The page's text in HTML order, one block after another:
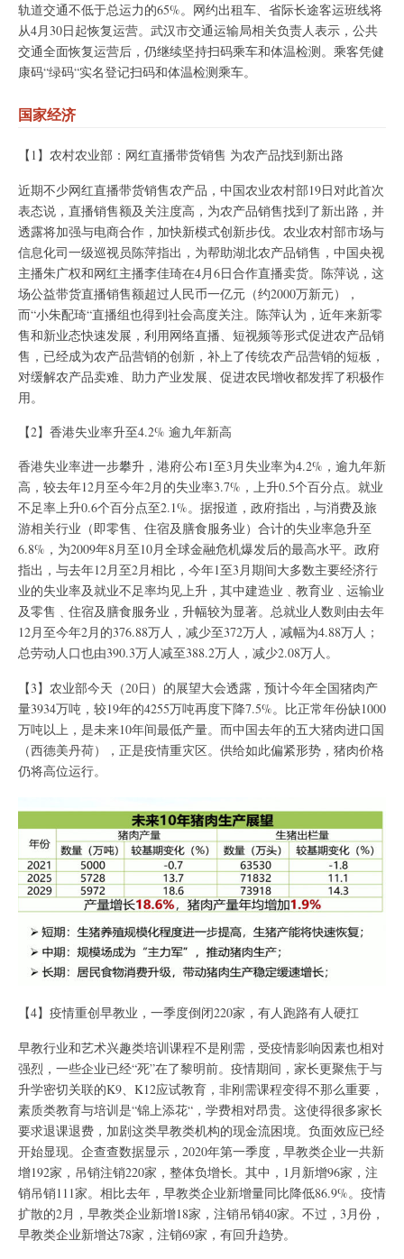
轨道交通不低于总运力的65%。网约出租车、省际长途客运班线将
从4月30日起恢复运营。武汉市交通运输局相关负责人表示，公共
交通全面恢复运营后，仍继续坚持扫码乘车和体温检测。乘客凭健
康码“绿码“实名登记扫码和体温检测乘车。
国家经济
【1】农村农业部：网红直播带货销售 为农产品找到新出路
近期不少网红直播带货销售农产品，中国农业农村部19日对此首次
表态说，直播销售额及关注度高，为农产品销售找到了新出路，并
透露将加强与电商合作，加快新模式创新步伐。农业农村部市场与
信息化司一级巡视员陈萍指出，为帮助湖北农产品销售，中国央视
主播朱广权和网红主播李佳琦在4月6日合作直播卖货。陈萍说，这
场公益带货直播销售额超过人民币一亿元（约2000万新元），
而“小朱配琦“直播组也得到社会高度关注。陈萍认为，近年来新零
售和新业态快速发展，利用网络直播、短视频等形式促进农产品销
售，已经成为农产品营销的创新，补上了传统农产品营销的短板，
对缓解农产品卖难、助力产业发展、促进农民增收都发挥了积极作
用。
【2】香港失业率升至4.2% 逾九年新高
香港失业率进一步攀升，港府公布1至3月失业率为4.2%，逾九年新
高，较去年12月至今年2月的失业率3.7%，上升0.5个百分点。就业
不足率上升0.6个百分点至2.1%。据报道，政府指出，与消费及旅
游相关行业（即零售、住宿及膳食服务业）合计的失业率急升至
6.8%，为2009年8月至10月全球金融危机爆发后的最高水平。政府
指出，与去年12月至2月相比，今年1至3月期间大多数主要经济行
业的失业率及就业不足率均见上升，其中建造业﹑教育业﹑运输业
及零售﹑住宿及膳食服务业，升幅较为显著。总就业人数则由去年
12月至今年2月的376.88万人，减少至372万人，减幅为4.88万人；
总劳动人口也由390.3万人减至388.2万人，减少2.08万人。
【3】农业部今天（20日）的展望大会透露，预计今年全国猪肉产
量3934万吨，较19年的4255万吨再度下降7.5%。比正常年份缺1000
万吨以上，是未来10年间最低产量。而中国去年的五大猪肉进口国
（西德美丹荷），正是疫情重灾区。供给如此偏紧形势，猪肉价格
仍将高位运行。
【4】疫情重创早教业，一季度倒闭220家，有人跑路有人硬扛
早教行业和艺术兴趣类培训课程不是刚需，受疫情影响因素也相对
强烈，一些企业已经“死”在了黎明前。疫情期间，家长更聚焦于与
升学密切关联的K9、K12应试教育，非刚需课程变得不那么重要，
素质类教育与培训是“锦上添花“，学费相对昂贵。这使得很多家长
要求退课退费，加剧这类早教类机构的现金流困境。负面效应已经
开始显现。企查查数据显示，2020年第一季度，早教类企业一共新
增192家，吊销注销220家，整体负增长。其中，1月新增96家，注
销吊销111家。相比去年，早教类企业新增量同比降低86.9%。疫情
扩散的2月，早教类企业新增18家，注销吊销40家。不过，3月份，
早教类企业新增达78家，注销69家，有回升趋势。